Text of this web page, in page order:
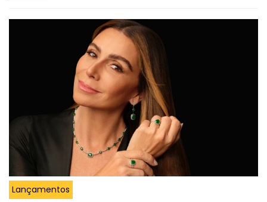
variadas tonalidades e um design que valoriza o
brilho contínuo e a elegância, essa coleção…
Continuar lendoDesvendando o encanto da coleção
Lançamentos